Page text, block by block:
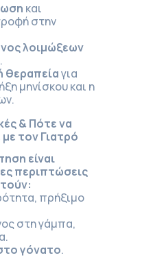
και
στην
λοιμώξεων
θεραπείαγια
μηνίσκου και η
& Πότε να
τον Γιατρό
είναι
περιπτώσεις
πρήξιμο
στη γάμπα,
γόνατο.